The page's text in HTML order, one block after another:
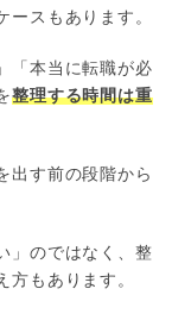
スもあります。
「本当に転職が必
整理する時間は重
出す前の段階から
」のではなく、整
方もあります。